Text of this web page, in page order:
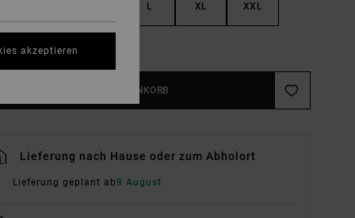
L XL XXL
Ansehen
IN DEN WARENKORB
Lieferung nach Hause oder zum Abholort
Lieferung geplant ab8 August
akzeptieren